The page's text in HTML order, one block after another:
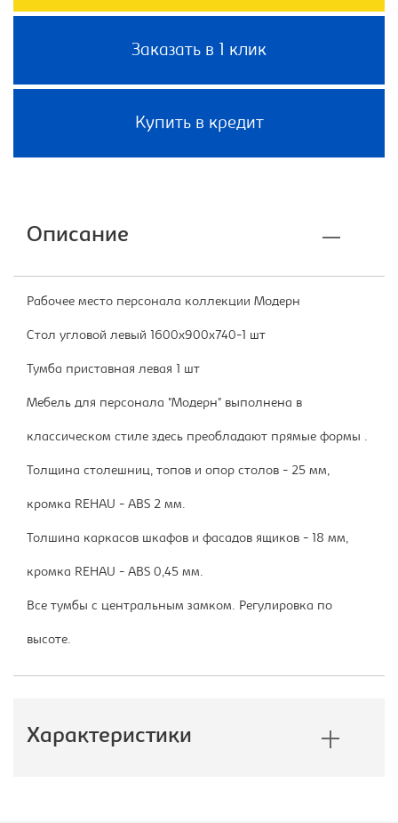
Заказать в 1 клик
Купить в кредит
Описание
Рабочее место персонала коллекции Модерн
Стол угловой левый 1600х900х740-1 шт
Тумба приставная левая 1 шт
Мебель для персонала "Модерн" выполнена в
классическом стиле здесь преобладают прямые формы .
Толщина столешниц, топов и опор столов - 25 мм,
кромка REHAU - ABS 2 мм.
Толшина каркасов шкафов и фасадов ящиков - 18 мм,
кромка REHAU - ABS 0,45 мм.
Все тумбы с центральным замком. Регулировка по
высоте.
Характеристики